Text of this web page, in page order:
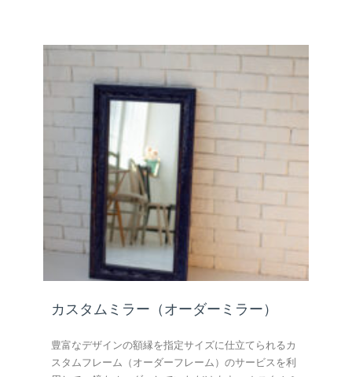
カスタムミラー（オーダーミラー）
豊富なデザインの額縁を指定サイズに仕立てられるカ
スタムフレーム（オーダーフレーム）のサービスを利